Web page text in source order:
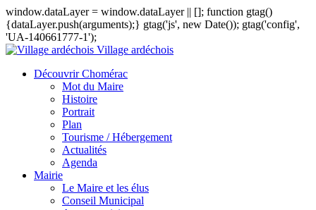
window.dataLayer = window.dataLayer || []; function gtag()
{dataLayer.push(arguments);} gtag('js', new Date()); gtag('config',
'UA-140661777-1');
Village ardéchois
Découvrir Chomérac
Mot du Maire
Histoire
Portrait
Plan
Tourisme / Hébergement
Actualités
Agenda
Mairie
Le Maire et les élus
Conseil Municipal